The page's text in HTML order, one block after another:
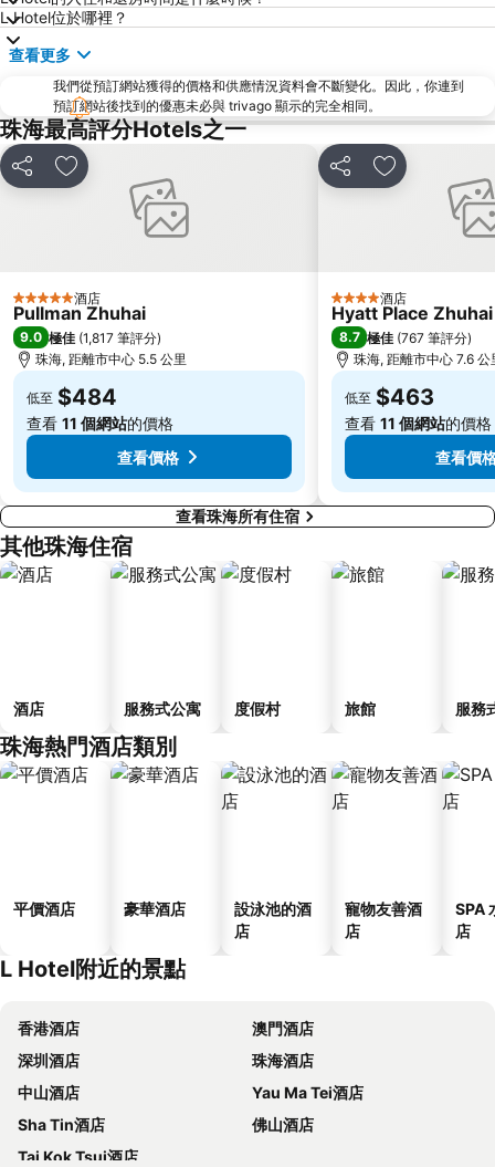
斗門區
珠海金灣機場
金灣區
議事廳前地
大嶼山
珠海景山公園
澳門國際機場
金蓮花廣場
Zhuhai xiangzhou coach station
Tai O
Chimelong International Ocean Tourist Resort
井岸
Asia World Expo Center
珠海美人魚雕像
Zhuhai Sandie Waterfalls
The Third Affiliated Hospital Sun YatSen University
Sun Yat-sen University
Flora Gardens
International Youth Dance Festival
L Hotel位於哪裡？
查看更多
我們從預訂網站獲得的價格和供應情況資料會不斷變化。因此，你連到
預訂網站後找到的優惠未必與 trivago 顯示的完全相同。
珠海最高評分Hotels之一
分享 放到收藏夾
5 星級 酒店
Pullman Zhuhai
9.0 極佳 (1,817 筆評分)
珠海, 距離市中心 5.5 公里
低至 $484
查看 11 個網站的價格
查看價格
分享 放到收藏夾
4 星級 酒店
Hyatt Place
8.7 極佳 (767 筆評分)
珠海, 距離市中心 7.6 公
低至 $463
查看 11 個網站的價格
查看價
查看珠海所有住宿
其他珠海住宿
酒店 服務式公寓 度假村 旅館 服務
珠海熱門酒店類別
平價酒店 豪華酒店
設泳池的酒
店
寵物友善酒
店
SPA
店
L Hotel附近的景點
香港酒店
澳門酒店
深圳酒店
珠海酒店
中山酒店
Yau Ma Tei酒店
Sha Tin酒店
佛山酒店
Tai Kok Tsui酒店